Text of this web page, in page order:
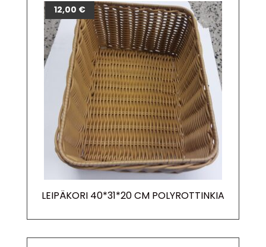
LEIPÄKORI 40*31*20 CM POLYROTTINKIA
12,00 €